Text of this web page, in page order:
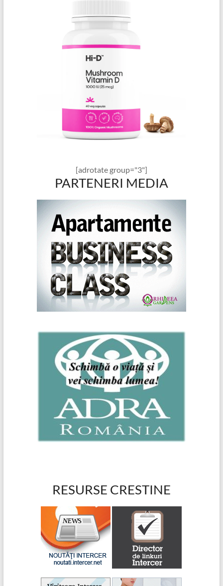
[adrotate group="3"]
PARTENERI MEDIA
RESURSE CRESTINE